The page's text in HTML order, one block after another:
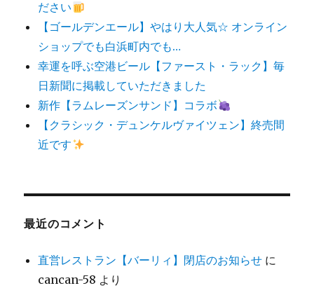
ださい
【ゴールデンエール】やはり大人気☆ オンライン
ショップでも白浜町内でも…
幸運を呼ぶ空港ビール【ファースト・ラック】毎
日新聞に掲載していただきました
新作【ラムレーズンサンド】コラボ
【クラシック・デュンケルヴァイツェン】終売間
近です
最近のコメント
直営レストラン【バーリィ】閉店のお知らせ に
cancan-58 より